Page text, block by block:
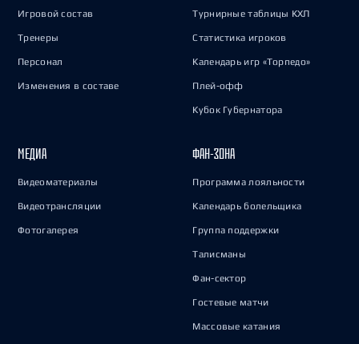
Игровой состав
Тренеры
Персонал
Изменения в составе
Турнирные таблицы КХЛ
Статистика игроков
Календарь игр «Торпедо»
Плей-офф
Кубок Губернатора
МЕДИА
Видеоматериалы
Видеотрансляции
Фотогалерея
ФАН-ЗОНА
Программа лояльности
Календарь болельщика
Группа поддержки
Талисманы
Фан-сектор
Гостевые матчи
Массовые катания